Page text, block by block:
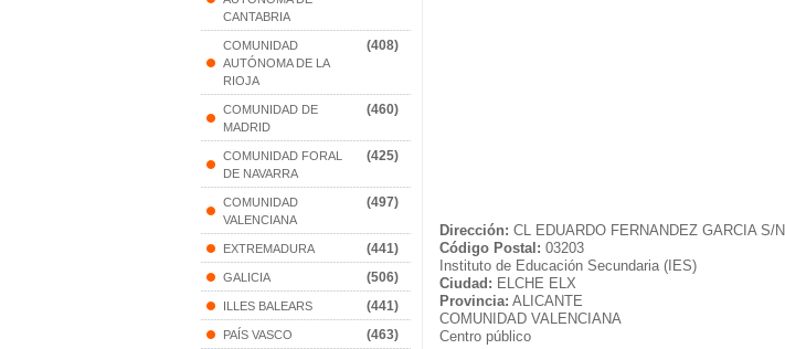
CANTABRIA
COMUNIDAD
AUTÓNOMA DE LA
RIOJA
(408)
COMUNIDAD DE
MADRID
(460)
COMUNIDAD FORAL
DE NAVARRA
(425)
COMUNIDAD
VALENCIANA
(497)
EXTREMADURA (441)
GALICIA (506)
ILLES BALEARS (441)
PAÍS VASCO (463)
Dirección: CL EDUARDO FERNANDEZ GARCIA S/N
Código Postal: 03203
Instituto de Educación Secundaria (IES)
Ciudad: ELCHE ELX
Provincia: ALICANTE
COMUNIDAD VALENCIANA
Centro público